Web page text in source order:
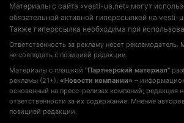
Материалы с сайта «vesti-ua.net» могут
обязательной активной гиперссылкой на vesti-
Также гиперссылка необходима при
Ответственность за рекламу несет
не совпадать с позицией редакции.
Материалы с плашкой "Партнерский материал"
рекламы (21+). «Новости компании» –
основанный на пресс-релизах компаний; редакция
ответственности за их содержание. Мнение
позицией редакции.